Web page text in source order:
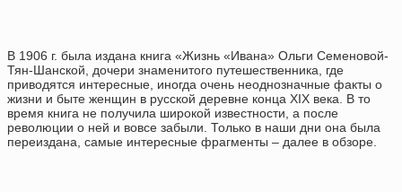
В 1906 г. была издана книга «Жизнь «Ивана» Ольги Семеновой-
Тян-Шанской, дочери знаменитого путешественника, где
приводятся интересные, иногда очень неоднозначные факты о
жизни и быте женщин в русской деревне конца XIX века. В то
время книга не получила широкой известности, а после
революции о ней и вовсе забыли. Только в наши дни она была
переиздана, самые интересные фрагменты – далее в обзоре.